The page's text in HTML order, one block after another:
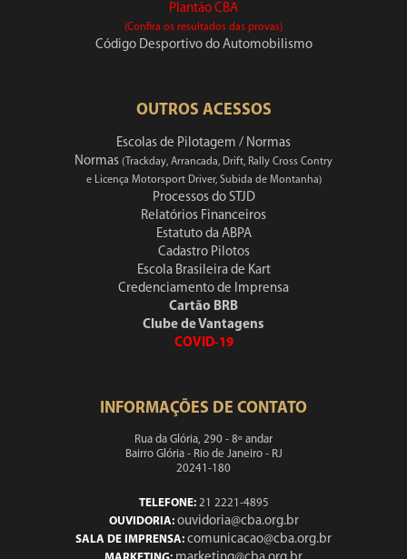
Plantão CBA
(Confira os resultados das provas)
Código Desportivo do Automobilismo
OUTROS ACESSOS
Escolas de Pilotagem / Normas
Normas (Trackday, Arrancada, Drift, Rally Cross Contry
e Licença Motorsport Driver, Subida de Montanha)
Processos do STJD
Relatórios Financeiros
Estatuto da ABPA
Cadastro Pilotos
Escola Brasileira de Kart
Credenciamento de Imprensa
Cartão BRB
Clube de Vantagens
COVID-19
INFORMAÇÕES DE CONTATO
Rua da Glória, 290 - 8º andar
Bairro Glória - Rio de Janeiro - RJ
20241-180
TELEFONE:21 2221-4895
OUVIDORIA: ouvidoria@cba.org.br
SALA DE IMPRENSA: comunicacao@cba.org.br